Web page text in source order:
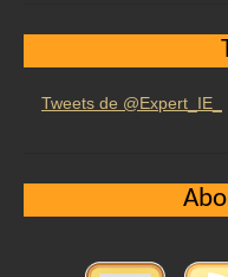
Tweets de @Expert_IE_